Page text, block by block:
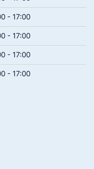
- 17:00
- 17:00
- 17:00
- 17:00